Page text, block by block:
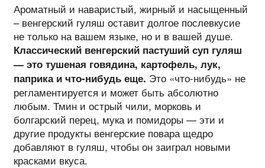
Ароматный и наваристый, жирный и насыщенный
– венгерский гуляш оставит долгое послевкусие
не только на вашем языке, но и в вашей душе.
Классический венгерский пастуший суп гуляш
— это тушеная говядина, картофель, лук,
паприка и что-нибудь еще. Это «что-нибудь» не
регламентируется и может быть абсолютно
любым. Тмин и острый чили, морковь и
болгарский перец, мука и помидоры — эти и
другие продукты венгерские повара щедро
добавляют в гуляш, чтобы он заиграл новыми
красками вкуса.